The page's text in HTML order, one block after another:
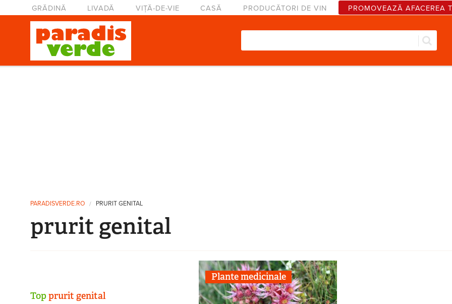
Mergi la conţinutul principal
Meniu principal
GRĂDINĂ LIVADĂ VIȚĂ-DE-VIE CASĂ PRODUCĂTORI DE VIN PROMOVEAZĂ AFACEREA
Formular de căutare
Eşti aici
PARADISVERDE.RO PRURIT GENITAL
prurit genital
Plante medicinale
Topprurit genital